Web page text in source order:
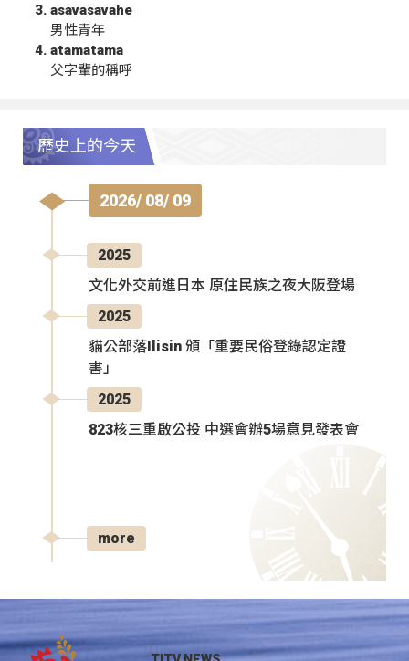
asavasavahe
男性青年
atamatama
父字輩的稱呼
歷史上的今天
2026/ 08/ 09
2025
文化外交前進日本 原住民族之夜大阪登場
2025
貓公部落Ilisin 頒「重要民俗登錄認定證
書」
2025
823核三重啟公投 中選會辦5場意見發表會
more